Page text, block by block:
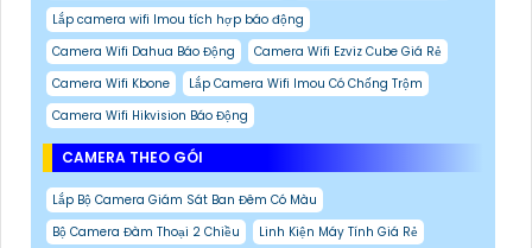
Lắp camera wifi Imou tích hợp báo động
Camera Wifi Dahua Báo Động
Camera Wifi Ezviz Cube Giá Rẻ
Camera Wifi Kbone
Lắp Camera Wifi Imou Có Chống Trộm
Camera Wifi Hikvision Báo Động
CAMERA THEO GÓI
Lắp Bộ Camera Giám Sát Ban Đêm Có Màu
Bộ Camera Đàm Thoại 2 Chiều
Linh Kiện Máy Tính Giá Rẻ